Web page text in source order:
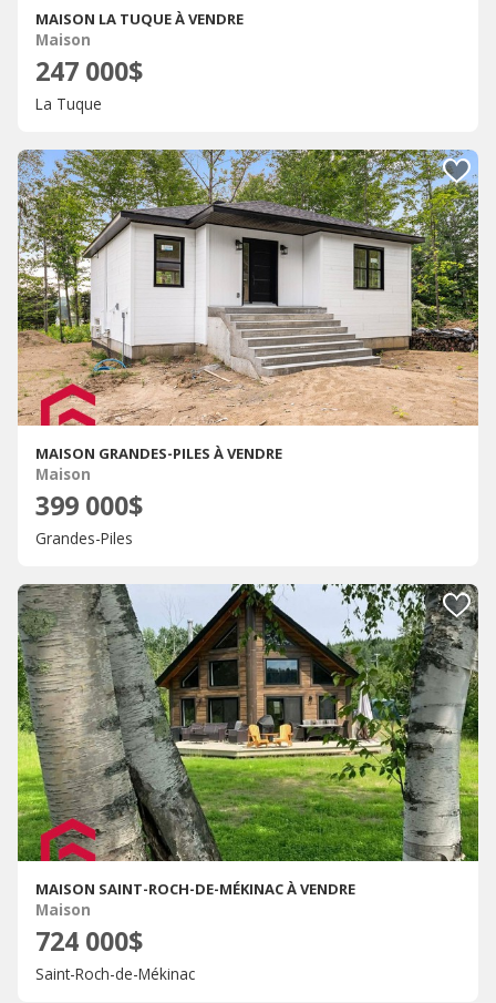
MAISON LA TUQUE À VENDRE
Maison
247 000$
La Tuque
MAISON GRANDES-PILES À VENDRE
Maison
399 000$
Grandes-Piles
MAISON SAINT-ROCH-DE-MÉKINAC À VENDRE
Maison
724 000$
Saint-Roch-de-Mékinac